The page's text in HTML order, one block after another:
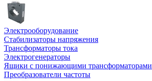
Электрооборудование
Стабилизаторы напряжения
Трансформаторы тока
Электрогенераторы
Ящики с понижающими трансформаторами
Преобразователи частоты